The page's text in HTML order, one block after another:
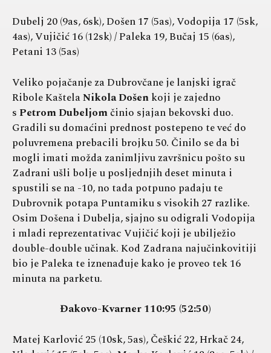
Dubelj 20 (9as, 6sk), Došen 17 (5as), Vodopija 17 (5sk,
4as), Vujičić 16 (12sk) / Paleka 19, Bučaj 15 (6as),
Petani 13 (5as)
Veliko pojačanje za Dubrovčane je lanjski igrač
Ribole KaštelaNikola Došenkoji je zajedno
sPetrom Dubeljomčinio sjajan bekovski duo.
Gradili su domaćini prednost postepeno te već do
poluvremena prebacili brojku 50. Činilo se da bi
mogli imati možda zanimljivu završnicu pošto su
Zadrani ušli bolje u posljednjih deset minuta i
spustili se na -10, no tada potpuno padaju te
Dubrovnik potapa Puntamiku s visokih 27 razlike.
Osim Došena i Dubelja, sjajno su odigrali Vodopija
i mladi reprezentativac Vujičić koji je ubilježio
double-double učinak. Kod Zadrana najučinkovitiji
bio je Paleka te iznenađuje kako je proveo tek 16
minuta na parketu.
Đakovo-Kvarner 110:95 (52:50)
Matej Karlović 25 (10sk, 5as), Češkić 22, Hrkač 24,